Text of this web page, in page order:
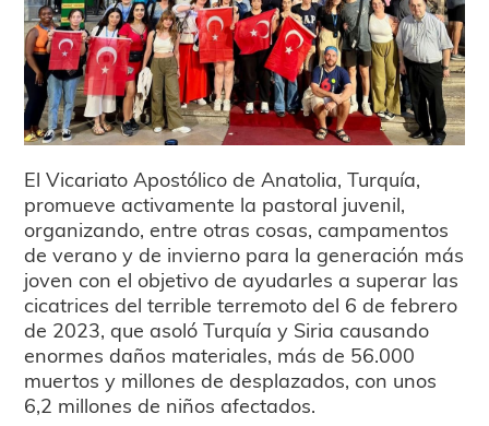
El Vicariato Apostólico de Anatolia, Turquía,
promueve activamente la pastoral juvenil,
organizando, entre otras cosas, campamentos
de verano y de invierno para la generación más
joven con el objetivo de ayudarles a superar las
cicatrices del terrible terremoto del 6 de febrero
de 2023, que asoló Turquía y Siria causando
enormes daños materiales, más de 56.000
muertos y millones de desplazados, con unos
6,2 millones de niños afectados.